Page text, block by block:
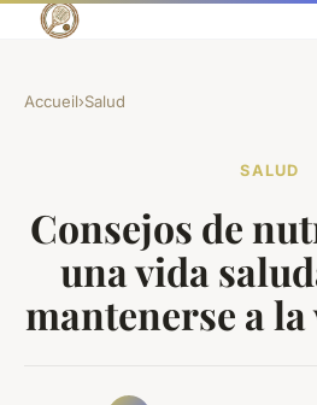
Accueil›Salud
SALUD
Consejos de
una vida
mantenerse a